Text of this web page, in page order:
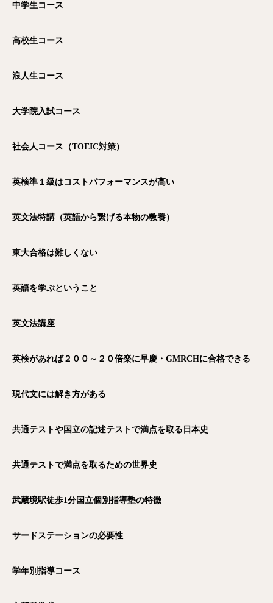
中学生コース
高校生コース
浪人生コース
大学院入試コース
社会人コース（TOEIC対策）
英検準１級はコストパフォーマンスが高い
英文法特講（英語から繋げる本物の教養）
東大合格は難しくない
英語を学ぶということ
英文法講座
英検があれば２００～２０倍楽に早慶・GMRCHに合格できる
現代文には解き方がある
共通テストや国立の記述テストで満点を取る日本史
共通テストで満点を取るための世界史
武蔵境駅徒歩1分国立個別指導塾の特徴
サードステーションの必要性
学年別指導コース